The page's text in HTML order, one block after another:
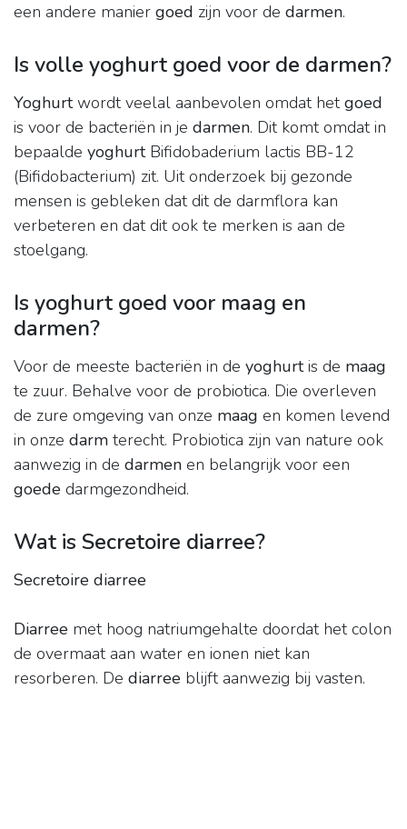
een andere manier goed zijn voor de darmen.
Is volle yoghurt goed voor de darmen?
Yoghurtwordt veelal aanbevolen omdat hetgoed
is voor de bacteriën in je darmen. Dit komt omdat in
bepaalde yoghurtBifidobaderium lactis BB-12
(Bifidobacterium) zit. Uit onderzoek bij gezonde
mensen is gebleken dat dit de darmflora kan
verbeteren en dat dit ook te merken is aan de
stoelgang.
Is yoghurt goed voor maag en
darmen?
Voor de meeste bacteriën in de yoghurtis de maag
te zuur. Behalve voor de probiotica. Die overleven
de zure omgeving van onze maag en komen levend
in onze darm terecht. Probiotica zijn van nature ook
aanwezig in de darmen en belangrijk voor een
goede darmgezondheid.
Wat is Secretoire diarree?
Secretoire diarree
Diarree met hoog natriumgehalte doordat het colon
de overmaat aan water en ionen niet kan
resorberen. De diarree blijft aanwezig bij vasten.